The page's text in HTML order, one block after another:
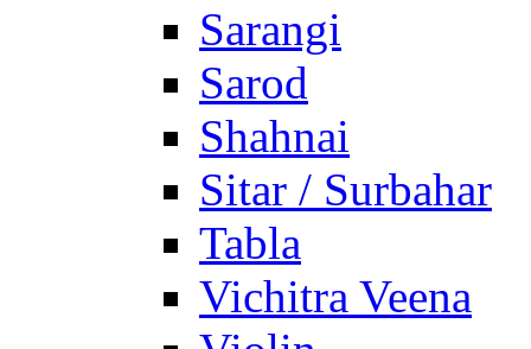
Sarangi
Sarod
Shahnai
Sitar / Surbahar
Tabla
Vichitra Veena